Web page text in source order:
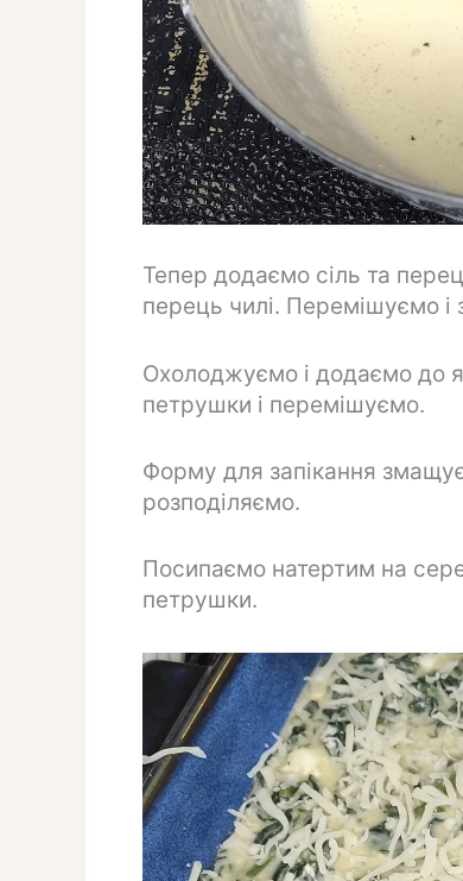
Тепер додаємо сіль та
перець чилі. Перемішуємо і
Охолоджуємо і додаємо до
петрушки і перемішуємо.
Форму для запікання
розподіляємо.
Посипаємо натертим на
петрушки.